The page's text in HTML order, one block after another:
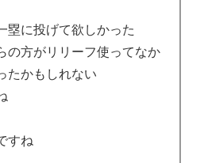
塁に投げて欲しかった
の方がリリーフ使ってなか
たかもしれない
すね